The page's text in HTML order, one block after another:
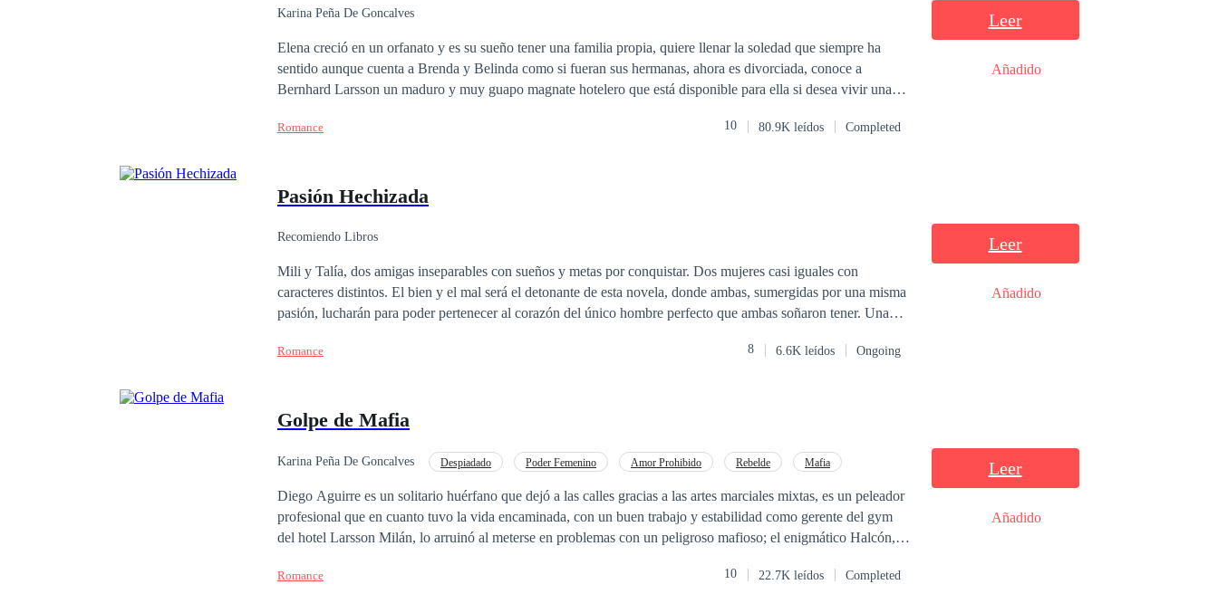
Karina Peña De Goncalves
Elena creció en un orfanato y es su sueño tener una familia propia, quiere llenar la soledad que siempre ha
sentido aunque cuenta a Brenda y Belinda como si fueran sus hermanas, ahora es divorciada, conoce a
Bernhard Larsson un maduro y muy guapo magnate hotelero que está disponible para ella si desea vivir una
apuesto arquitecto y ella no podrá resistirse a entregarse a la aventura. ¿Qué hará Elena al estar entre estos
Romance 10 80.9K leídos Completed
Leer
Añadido
Pasión Hechizada
Recomiendo Libros
Mili y Talía, dos amigas inseparables con sueños y metas por conquistar. Dos mujeres casi iguales con
caracteres distintos. El bien y el mal será el detonante de esta novela, donde ambas, sumergidas por una misma
pasión, lucharán para poder pertenecer al corazón del único hombre perfecto que ambas soñaron tener. Una
pasión hechizada.
Romance 8 6.6K leídos Ongoing
Leer
Añadido
Golpe de Mafia
Karina Peña De Goncalves Despiadado Poder Femenino Amor Prohibido Rebelde
Mafia
Diego Aguirre es un solitario huérfano que dejó a las calles gracias a las artes marciales mixtas, es un peleador
profesional que en cuanto tuvo la vida encaminada, con un buen trabajo y estabilidad como gerente del gym
del hotel Larsson Milán, lo arruinó al meterse en problemas con un peligroso mafioso; el enigmático Halcón,
millonaria, hermosa y valiente que ha sido desde siempre una tentación para él, sus caminos no tendrían que
Romance 10 22.7K leídos Completed
Leer
Añadido